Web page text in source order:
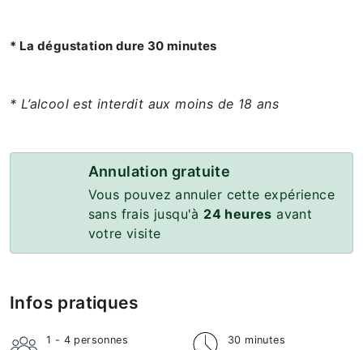
* La dégustation dure 30 minutes
* L’alcool est interdit aux moins de 18 ans
Annulation gratuite
Vous pouvez annuler cette expérience
sans frais jusqu'à 24 heures avant
votre visite
Infos pratiques
1 - 4 personnes 30 minutes